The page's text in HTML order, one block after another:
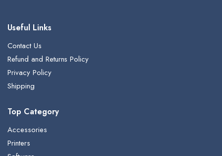
Useful Links
Contact Us
Refund and Returns Policy
Privacy Policy
Shipping
Top Category
Accessories
Printers